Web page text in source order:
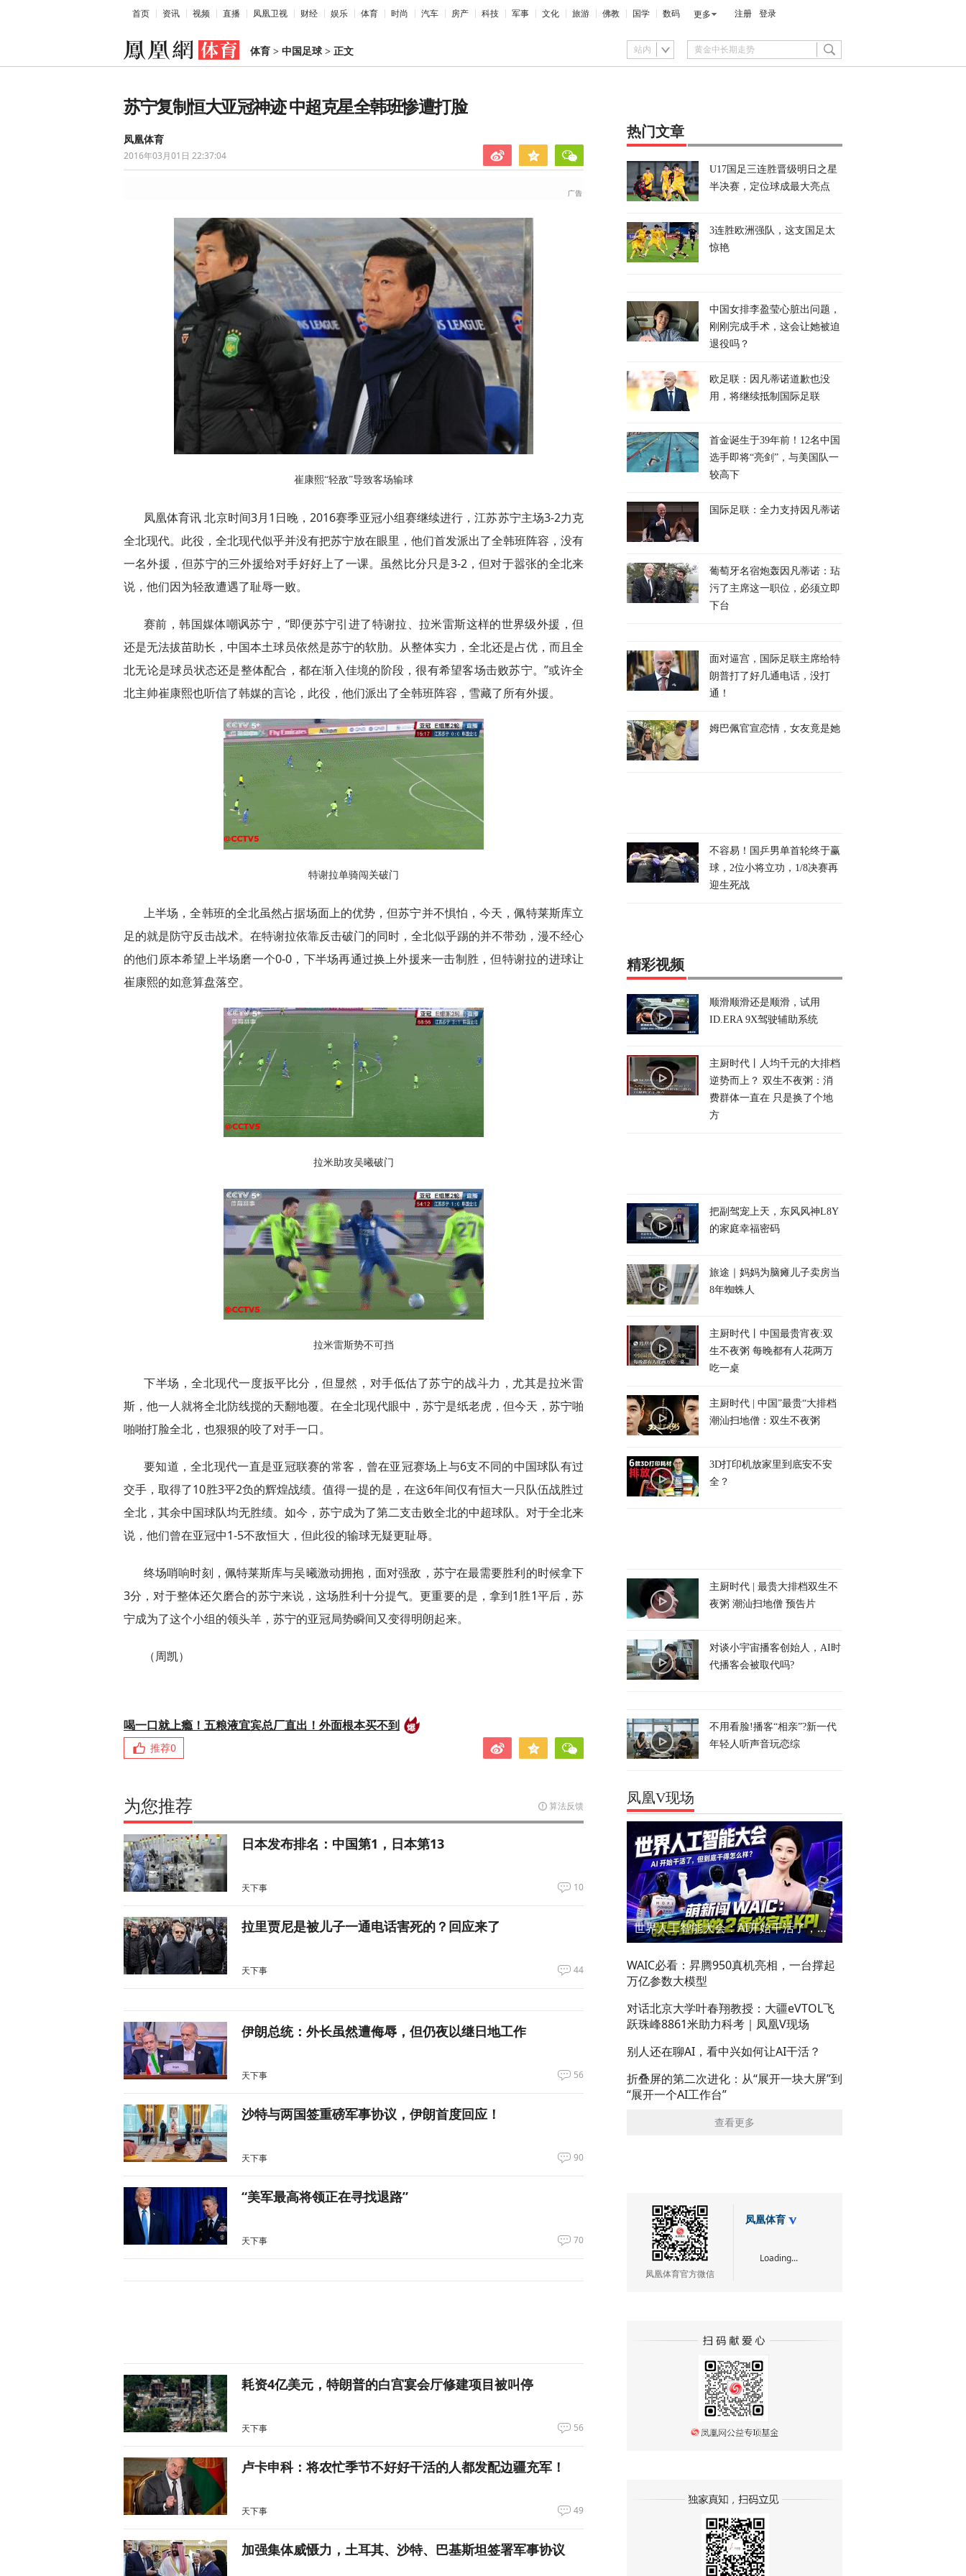
首页 资讯 视频 直播 凤凰卫视 财经 娱乐 体育 时尚 汽车 房产 科技 军事 文化 旅游 佛教 国学 数码 更多 注册 登录
体育 > 中国足球 > 正文 站内
苏宁复制恒大亚冠神迹 中超克星全韩班惨遭打脸
凤凰体育
2016年03月01日 22:37:04
崔康熙“轻敌”导致客场输球
凤凰体育讯 北京时间3月1日晚，2016赛季亚冠小组赛继续进行，江苏苏宁主场3-2力克
全北现代。此役，全北现代似乎并没有把苏宁放在眼里，他们首发派出了全韩班阵容，没有
一名外援，但苏宁的三外援给对手好好上了一课。虽然比分只是3-2，但对于嚣张的全北来
说，他们因为轻敌遭遇了耻辱一败。
赛前，韩国媒体嘲讽苏宁，“即便苏宁引进了特谢拉、拉米雷斯这样的世界级外援，但
还是无法拔苗助长，中国本土球员依然是苏宁的软肋。从整体实力，全北还是占优，而且全
北无论是球员状态还是整体配合，都在渐入佳境的阶段，很有希望客场击败苏宁。”或许全
北主帅崔康熙也听信了韩媒的言论，此役，他们派出了全韩班阵容，雪藏了所有外援。
特谢拉单骑闯关破门
上半场，全韩班的全北虽然占据场面上的优势，但苏宁并不惧怕，今天，佩特莱斯库立
足的就是防守反击战术。在特谢拉依靠反击破门的同时，全北似乎踢的并不带劲，漫不经心
的他们原本希望上半场磨一个0-0，下半场再通过换上外援来一击制胜，但特谢拉的进球让
崔康熙的如意算盘落空。
拉米助攻吴曦破门
拉米雷斯势不可挡
下半场，全北现代一度扳平比分，但显然，对手低估了苏宁的战斗力，尤其是拉米雷
斯，他一人就将全北防线搅的天翻地覆。在全北现代眼中，苏宁是纸老虎，但今天，苏宁啪
啪啪打脸全北，也狠狠的咬了对手一口。
要知道，全北现代一直是亚冠联赛的常客，曾在亚冠赛场上与6支不同的中国球队有过
交手，取得了10胜3平2负的辉煌战绩。值得一提的是，在这6年间仅有恒大一只队伍战胜过
全北，其余中国球队均无胜绩。如今，苏宁成为了第二支击败全北的中超球队。对于全北来
说，他们曾在亚冠中1-5不敌恒大，但此役的输球无疑更耻辱。
终场哨响时刻，佩特莱斯库与吴曦激动拥抱，面对强敌，苏宁在最需要胜利的时候拿下
3分，对于整体还欠磨合的苏宁来说，这场胜利十分提气。更重要的是，拿到1胜1平后，苏
宁成为了这个小组的领头羊，苏宁的亚冠局势瞬间又变得明朗起来。
（周凯）
喝一口就上瘾！五粮液宜宾总厂直出！外面根本买不到
推荐0
为您推荐 算法反馈
日本发布排名：中国第1，日本第13
天下事 10
拉里贾尼是被儿子一通电话害死的？回应来了
天下事 44
伊朗总统：外长虽然遭侮辱，但仍夜以继日地工作
天下事 56
沙特与两国签重磅军事协议，伊朗首度回应！
天下事 90
“美军最高将领正在寻找退路”
天下事 70
耗资4亿美元，特朗普的白宫宴会厅修建项目被叫停
天下事 56
卢卡申科：将农忙季节不好好干活的人都发配边疆充军！
天下事 49
加强集体威慑力，土耳其、沙特、巴基斯坦签署军事协议
热门文章
U17国足三连胜晋级明日之星
半决赛，定位球成最大亮点
3连胜欧洲强队，这支国足太
惊艳
中国女排李盈莹心脏出问题，
刚刚完成手术，这会让她被迫
退役吗？
欧足联：因凡蒂诺道歉也没
用，将继续抵制国际足联
首金诞生于39年前！12名中国
选手即将“亮剑”，与美国队一
较高下
国际足联：全力支持因凡蒂诺
葡萄牙名宿炮轰因凡蒂诺：玷
污了主席这一职位，必须立即
下台
面对逼宫，国际足联主席给特
朗普打了好几通电话，没打
通！
姆巴佩官宣恋情，女友竟是她
不容易！国乒男单首轮终于赢
球，2位小将立功，1/8决赛再
迎生死战
精彩视频
顺滑顺滑还是顺滑，试用
ID.ERA 9X驾驶辅助系统
主厨时代丨人均千元的大排档
逆势而上？ 双生不夜粥：消
费群体一直在 只是换了个地
方
把副驾宠上天，东风风神L8Y
的家庭幸福密码
旅途｜妈妈为脑瘫儿子卖房当
8年蜘蛛人
主厨时代丨中国最贵宵夜:双
生不夜粥 每晚都有人花两万
吃一桌
主厨时代 | 中国”最贵“大排档
潮汕扫地僧：双生不夜粥
3D打印机放家里到底安不安
全？
主厨时代 | 最贵大排档双生不
夜粥 潮汕扫地僧 预告片
对谈小宇宙播客创始人，AI时
代播客会被取代吗?
不用看脸!播客“相亲”?新一代
年轻人听声音玩恋综
凤凰V现场
世界人工智能大会：AI开始干活了，但到底干的怎么样？萌新闯WAIC
WAIC必看：昇腾950真机亮相，一台撑起
万亿参数大模型
对话北京大学叶春翔教授：大疆eVTOL飞
跃珠峰8861米助力科考｜凤凰V现场
别人还在聊AI，看中兴如何让AI干活？
折叠屏的第二次进化：从“展开一块大屏”到
“展开一个AI工作台”
查看更多
凤凰体育官方微信
凤凰体育
Loading...